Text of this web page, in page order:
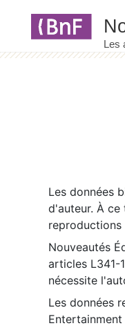
Les données
d'auteur. À
Nouveautés
articles L341-
nécessite
Les données